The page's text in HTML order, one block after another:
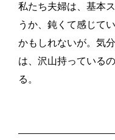
私たち夫婦は、基本
うか、鈍くて感じて
かもしれないが。気
は、沢山持っている
る。